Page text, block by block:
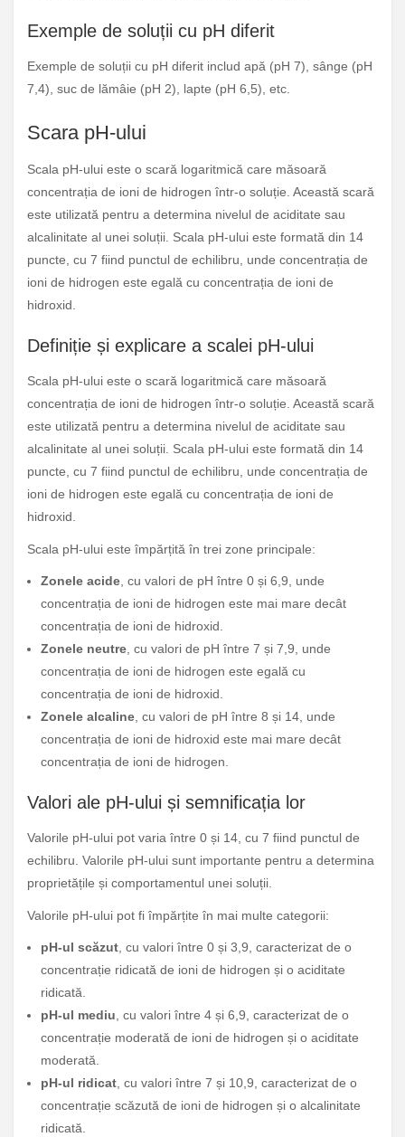
Exemple de soluții cu pH diferit
Exemple de soluții cu pH diferit includ apă (pH 7), sânge (pH
7,4), suc de lămâie (pH 2), lapte (pH 6,5), etc.
Scara pH-ului
Scala pH-ului este o scară logaritmică care măsoară
concentrația de ioni de hidrogen într-o soluție. Această scară
este utilizată pentru a determina nivelul de aciditate sau
alcalinitate al unei soluții. Scala pH-ului este formată din 14
puncte, cu 7 fiind punctul de echilibru, unde concentrația de
ioni de hidrogen este egală cu concentrația de ioni de
hidroxid.
Definiție și explicare a scalei pH-ului
Scala pH-ului este o scară logaritmică care măsoară
concentrația de ioni de hidrogen într-o soluție. Această scară
este utilizată pentru a determina nivelul de aciditate sau
alcalinitate al unei soluții. Scala pH-ului este formată din 14
puncte, cu 7 fiind punctul de echilibru, unde concentrația de
ioni de hidrogen este egală cu concentrația de ioni de
hidroxid.
Scala pH-ului este împărțită în trei zone principale:
Zonele acide , cu valori de pH între 0 și 6,9, unde
concentrația de ioni de hidrogen este mai mare decât
concentrația de ioni de hidroxid.
Zonele neutre , cu valori de pH între 7 și 7,9, unde
concentrația de ioni de hidrogen este egală cu
concentrația de ioni de hidroxid.
Zonele alcaline , cu valori de pH între 8 și 14, unde
concentrația de ioni de hidroxid este mai mare decât
concentrația de ioni de hidrogen.
Valori ale pH-ului și semnificația lor
Valorile pH-ului pot varia între 0 și 14, cu 7 fiind punctul de
echilibru. Valorile pH-ului sunt importante pentru a determina
proprietățile și comportamentul unei soluții.
Valorile pH-ului pot fi împărțite în mai multe categorii:
pH-ul scăzut, cu valori între 0 și 3,9, caracterizat de o
concentrație ridicată de ioni de hidrogen și o aciditate
ridicată.
pH-ul mediu, cu valori între 4 și 6,9, caracterizat de o
concentrație moderată de ioni de hidrogen și o aciditate
moderată.
pH-ul ridicat, cu valori între 7 și 10,9, caracterizat de o
concentrație scăzută de ioni de hidrogen și o alcalinitate
ridicată.